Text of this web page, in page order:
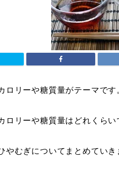
ロリーや糖質量がテーマです
ロリーや糖質量はどれくらい
やむぎについてまとめていき